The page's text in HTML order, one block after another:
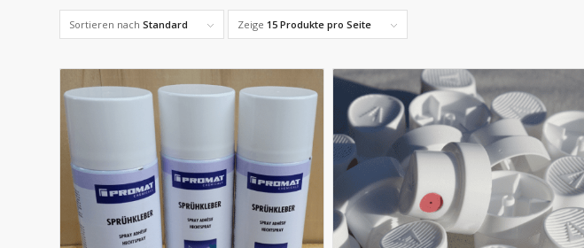
Sortieren nach Standard Zeige 15 Produkte pro Seite